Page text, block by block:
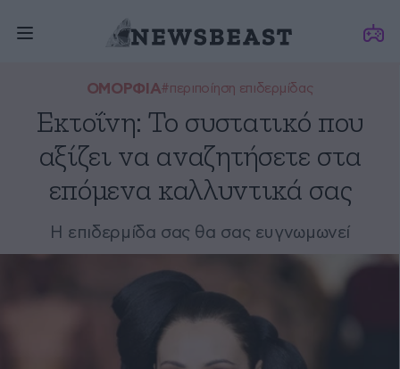
ΟΜΟΡΦΙΑ#περιποίηση επιδερμίδας
Εκτοΐνη: To συστατικό που
αξίζει να αναζητήσετε στα
επόμενα καλλυντικά σας
Η επιδερμίδα σας θα σας ευγνωμωνεί